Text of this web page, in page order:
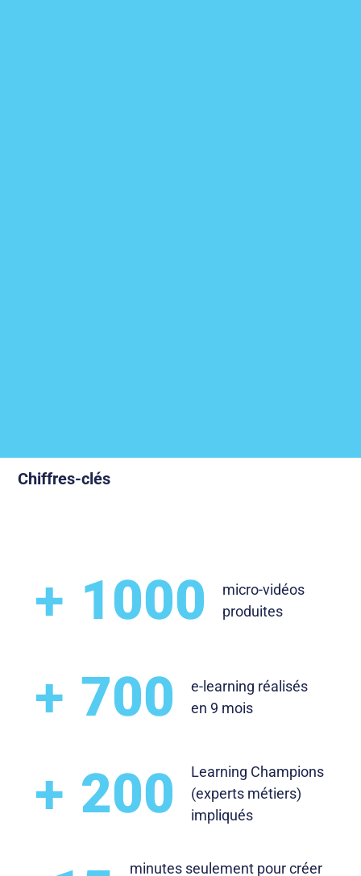
Chiffres-clés
+ 1000
micro-vidéos
produites
+ 700
e-learning réalisés
en 9 mois
+ 200
Learning Champions
(experts métiers)
impliqués
minutes seulement pour créer